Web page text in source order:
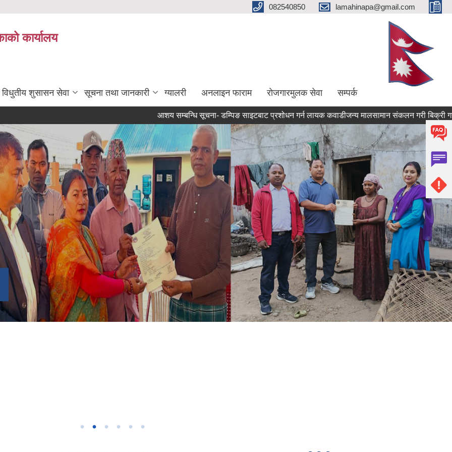
082540850 lamahinapa@gmail.com
कार्यालय
विधुतीय शुसासन सेवा सूचना तथा जानकारी ग्यालरी अनलाइन फाराम राेजगारमुलक सेवा सम्पर्क
आशय सम्बन्धि सूचना- डम्पिङ साइटबाट प्रशोधन गर्न लायक कवाडीजन्य मालसामान संकलन गरी बिक्री गर्ने आय